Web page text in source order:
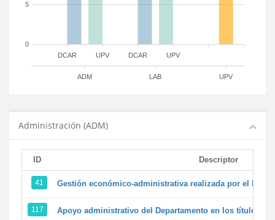
DCAR DCAR
UPV UPV
ADM LAB UPV
0
5
Administración (ADM)
ID Descriptor
41 Gestión económico-administrativa realizada por el
117 Apoyo administrativo del Departamento en los títulos de